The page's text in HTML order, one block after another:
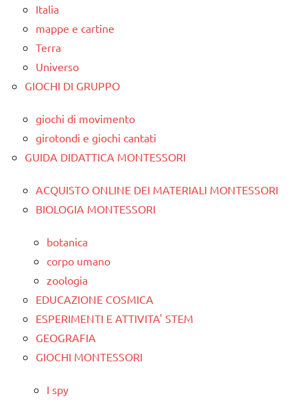
Italia
mappe e cartine
Terra
Universo
GIOCHI DI GRUPPO
giochi di movimento
girotondi e giochi cantati
GUIDA DIDATTICA MONTESSORI
ACQUISTO ONLINE DEI MATERIALI MONTESSORI
BIOLOGIA MONTESSORI
botanica
corpo umano
zoologia
EDUCAZIONE COSMICA
ESPERIMENTI E ATTIVITA' STEM
GEOGRAFIA
GIOCHI MONTESSORI
I spy